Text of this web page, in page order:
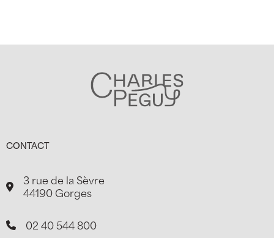
CONTACT
3 rue de la Sèvre
44190 Gorges
02 40 544 800